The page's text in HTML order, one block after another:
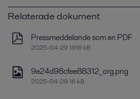
Relaterade dokument
Pressmeddelande som en PDF
2025-04-29 1916 kB
9e24d98cfee88312_org.png
2025-04-29 16 kB